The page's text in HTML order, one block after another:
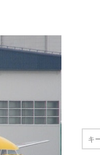
ルペス おもちゃ
プレゼントキャンペーン
託 WOWOW
フルーツフラワーパーク
海外ドラマ
認定こども園・保育園
サービスエリア
求職活動